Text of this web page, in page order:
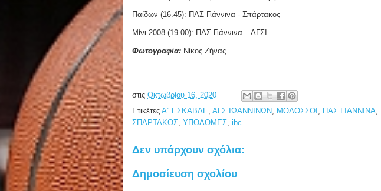
Παίδων (16.45): ΠΑΣ Γιάννινα - Σπάρτακος
Μίνι 2008 (19.00): ΠΑΣ Γιάννινα – ΑΓΣΙ.
Φωτογραφία: Νίκος Ζήνας
στις Οκτωβρίου 16, 2020
Ετικέτες Α΄ ΕΣΚΑΒΔΕ, ΑΓΣ ΙΩΑΝΝΙΝΩΝ, ΜΟΛΟΣΣΟΙ , ΠΑΣ ΓΙΑΝΝΙΝΑ,
ΣΠΑΡΤΑΚΟΣ, ΥΠΟΔΟΜΕΣ, ibc
Δεν υπάρχουν σχόλια:
Δημοσίευση σχολίου